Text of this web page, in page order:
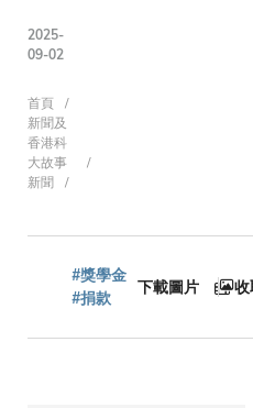
2025-
09-02
導
航
連
首頁
新聞及
香港科
大故事
新聞
#獎學金
#捐款
下載圖片 收